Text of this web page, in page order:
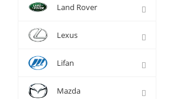
Land Rover
Lexus
Lifan
Mazda